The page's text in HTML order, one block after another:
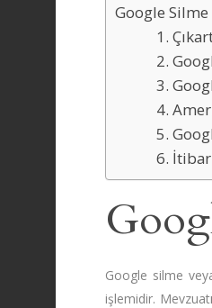
Google Silme
1.
2.
3.
4.
5.
6.
Google silme
işlemidir.